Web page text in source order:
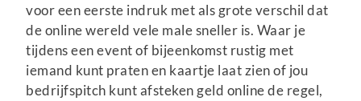
voor een eerste indruk met als grote verschil dat
de online wereld vele male sneller is. Waar je
tijdens een event of bijeenkomst rustig met
iemand kunt praten en kaartje laat zien of jou
bedrijfspitch kunt afsteken geld online de regel,